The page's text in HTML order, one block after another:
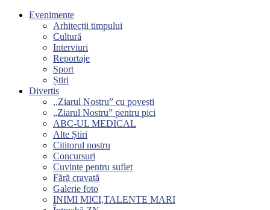
Evenimente
Arhitecții timpului
Cultură
Interviuri
Reportaje
Sport
Știri
Divertis
,,Ziarul Nostru” cu povești
„Ziarul Nostru” pentru pici
ABC-UL MEDICAL
Alte Știri
Cititorul nostru
Concursuri
Cuvinte pentru suflet
Fără cravată
Galerie foto
INIMI MICI,TALENTE MARI